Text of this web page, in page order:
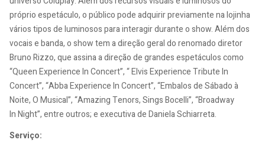
próprio espetáculo, o público pode adquirir previamente na lojinha
vários tipos de luminosos para interagir durante o show. Além dos
vocais e banda, o show tem a direção geral do renomado diretor
Bruno Rizzo, que assina a direção de grandes espetáculos como
“Queen Experience In Concert”, “ Elvis Experience Tribute In
Concert”, “Abba Experience In Concert”, “Embalos de Sábado à
Noite, O Musical”, “Amazing Tenors, Sings Bocelli”, “Broadway
In Night”, entre outros; e executiva de Daniela Schiarreta.
Serviço: